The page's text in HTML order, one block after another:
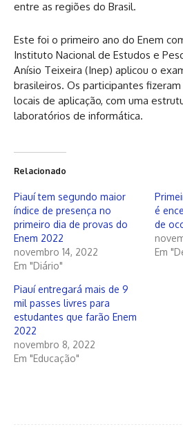
entre as regiões do Brasil.
Este foi o primeiro ano do Enem
Instituto Nacional de Estudos e
Anísio Teixeira (Inep) aplicou o
brasileiros. Os participantes fizeram
locais de aplicação, com uma
laboratórios de informática.
Relacionado
Piauí tem segundo maior
índice de presença no
primeiro dia de provas do
Enem 2022
novembro 14, 2022
Em "Diário"
é
de
Em
Piauí entregará mais de 9
mil passes livres para
estudantes que farão Enem
2022
novembro 8, 2022
Em "Educação"